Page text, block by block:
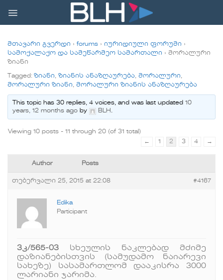
content
მთავარი გვერდი › forums › იურიდიული ფორუმი ›
სამოქალაქო და სამეწარმეო სამართალი › მორალური
ზიანი
Tagged: ზიანი, ზიანის ანაზღაურება, მორალური,
მორალური ზიანი, მორალური ზიანის ანაზღაურება
This topic has 30 replies, 4 voices, and was last updated10
years, 12 months ago by BLH .
Viewing 10 posts - 11 through 20 (of 31 total)
←
1 2 3 4 →
Author Posts
თებერვალი 25, 2015 at 22:08 #4167
Edika
Participant
3კ/565-03 სხეულის ნაკლებად მძიმე
დაზიანებისთვის (სამუდამო ნაიარევი
სახეზე) სასამართლომ დააკისრა 3000
ლარიანი ჯარიმა.